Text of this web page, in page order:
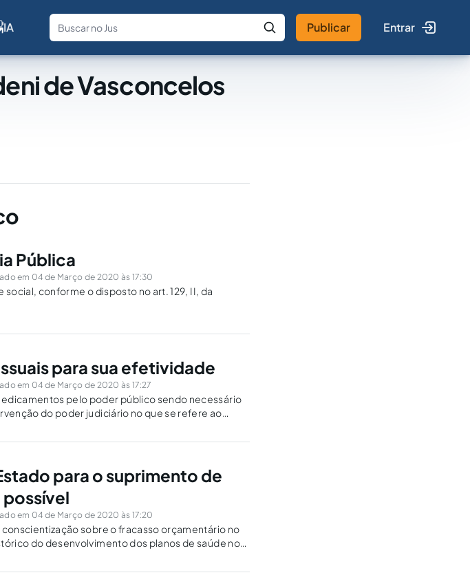
IA
Fale com a IA Buscar no Jus
Publicar Entrar
de Vasconcelos
Pública
em 04 de Março de 2020 às 17:30
conforme o disposto no art. 129, II, da
para sua efetividade
em 04 de Março de 2020 às 17:27
pelo poder público sendo necessário
do poder judiciário no que se refere ao
para o suprimento de
em 04 de Março de 2020 às 17:20
sobre o fracasso orçamentário no
do desenvolvimento dos planos de saúde no